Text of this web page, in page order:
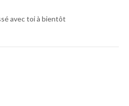
avec toi à bientôt